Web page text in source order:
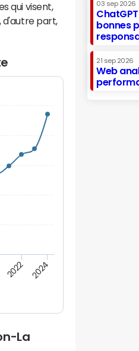
qui visent,
d'autre part,
2022 2024
La
03 sep 2026
bonnes
21 sep 2026
Web